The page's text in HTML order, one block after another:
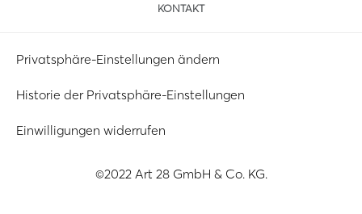
KONTAKT
Privatsphäre-Einstellungen ändern
Historie der Privatsphäre-Einstellungen
Einwilligungen widerrufen
©2022 Art 28 GmbH & Co. KG.